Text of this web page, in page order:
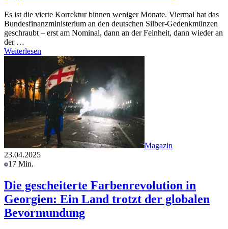
Es ist die vierte Korrektur binnen weniger Monate. Viermal hat das
Bundesfinanzministerium an den deutschen Silber-Gedenkmünzen
geschraubt – erst am Nominal, dann an der Feinheit, dann wieder an
der …
Weiterlesen
Magazin
23.04.2025
17 Min.
Die gescheiterte Farbenrevolution in
Georgien: Ein Land trotzt der globalen
Bevormundung